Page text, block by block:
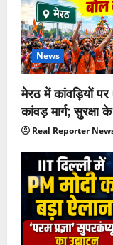
News
मेरठ में कांवड़ियों
कांवड़ मार्ग;
Real Reporter